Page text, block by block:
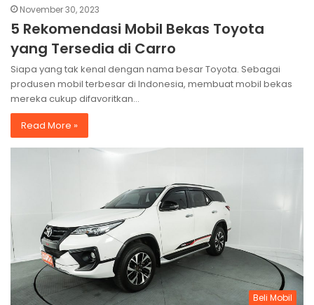
November 30, 2023
5 Rekomendasi Mobil Bekas Toyota
yang Tersedia di Carro
Siapa yang tak kenal dengan nama besar Toyota. Sebagai
produsen mobil terbesar di Indonesia, membuat mobil bekas
mereka cukup difavoritkan…
Read More »
Beli Mobil